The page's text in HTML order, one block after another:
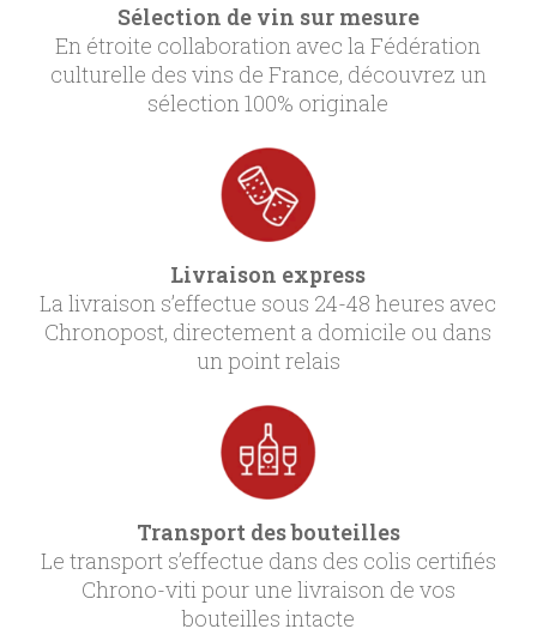
Sélection de vin sur mesure
En étroite collaboration avec la Fédération
culturelle des vins de France, découvrez un
sélection 100% originale
Livraison express
La livraison s’effectue sous 24-48 heures avec
Chronopost, directement a domicile ou dans
un point relais
Transport des bouteilles
Le transport s’effectue dans des colis certifiés
Chrono-viti pour une livraison de vos
bouteilles intacte